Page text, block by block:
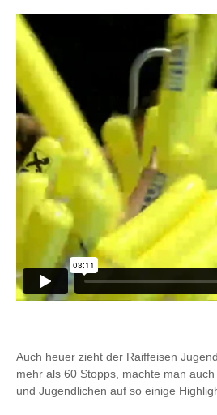
Auch heuer zieht der Raiffeisen
mehr als 60 Stopps, machte man
und Jugendlichen auf so einige